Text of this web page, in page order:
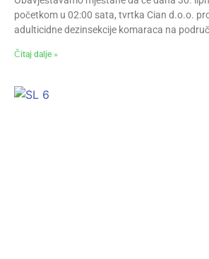
početkom u 02:00 sata, tvrtka Cian d.o.o.
adulticidne dezinsekcije komaraca na
Čitaj dalje »